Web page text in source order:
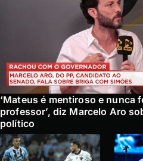
‘Mateus é mentiroso e nunca
professor’, diz Marcelo Aro
político